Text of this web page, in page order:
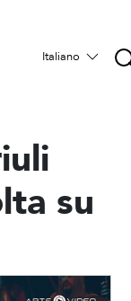
Italiano
su